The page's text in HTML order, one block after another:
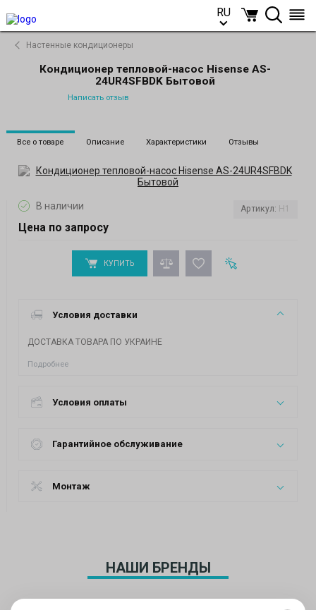
RU
Настенные кондиционеры
Кондиционер тепловой-насос Hisense AS-
24UR4SFBDK Бытовой
Написать отзыв
Все о товаре Описание Характеристики Отзывы
В наличии
Цена по запросу
Артикул: H1
КУПИТЬ
Условия доставки
ДОСТАВКА ТОВАРА ПО УКРАИНЕ
Подробнее
Условия оплаты
Гарантийное обслуживание
Монтаж
НАШИ БРЕНДЫ